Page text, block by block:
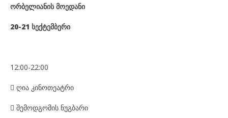
ორბელიანის მოედანი
20-21 სექტემბერი
12:00-22:00
 ღია კინოთეატრი
 შემოდგომის ნუგბარი